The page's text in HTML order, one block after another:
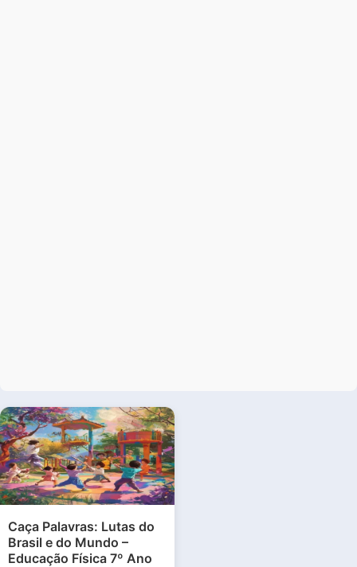
Caça Palavras: Lutas do
Brasil e do Mundo –
Educação Física 7º Ano